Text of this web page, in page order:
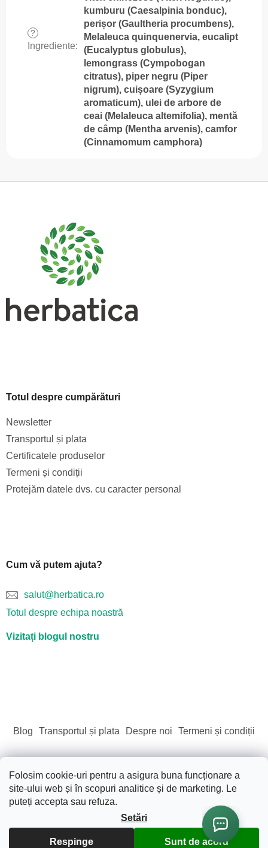
Folosim cookie-uri pentru a asigura buna funcționare a
site-ului web și în scopuri analitice și de marketing. Le
puteți accepta sau refuza.
Setări
Respinge Sunt de acord
?
Ingrediente:
kumburu (Caesalpinia bonduc),
perișor (Gaultheria procumbens),
Melaleuca quinquenervia, eucalipt
(Eucalyptus globulus),
lemongrass (Cympobogan
citratus), piper negru (Piper
nigrum), cuișoare (Syzygium
aromaticum), ulei de arbore de
ceai (Melaleuca altemifolia), mentă
de câmp (Mentha arvenis), camfor
(Cinnamomum camphora)
Totul despre cumpărături
Newsletter
Transportul și plata
Certificatele produselor
Termeni și condiții
Protejăm datele dvs. cu caracter personal
Cum vă putem ajuta?
salut@herbatica.ro
Totul despre echipa noastră
Vizitați blogul nostru
Blog Transportul și plata Despre noi Termeni și condiții
Creat de Shoptet
Drepturi de autor 2026Sãnãtate. Frumusete. Natura..
Toate drepturile rezervate.
Editați setările cookie-urilor